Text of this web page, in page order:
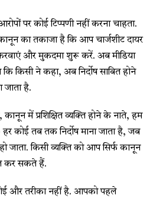
पर कोई टिप्पणी नहीं करना चाहता.
का तकाजा है कि आप चार्जशीट दायर
और मुकदमा शुरू करें. अब मीडिया
किसी ने कहा, अब निर्दोष साबित होने
जाता है.
में प्रशिक्षित व्यक्ति होने के नाते, हम
कोई तब तक निर्दोष माना जाता है, जब
जाता. किसी व्यक्ति को आप सिर्फ कानून
कर सकते हैं.
और तरीका नहीं है. आपको पहले